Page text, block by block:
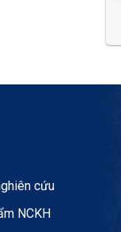
cứu
NCKH